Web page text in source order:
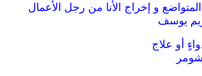
يوسف
أو علاج